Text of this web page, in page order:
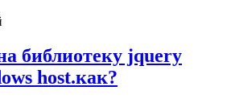
библиотеку jquery
host.как?